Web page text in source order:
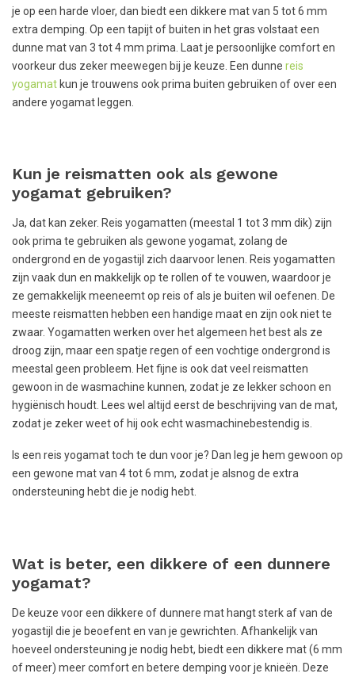
je op een harde vloer, dan biedt een dikkere mat van 5 tot 6 mm
extra demping. Op een tapijt of buiten in het gras volstaat een
dunne mat van 3 tot 4 mm prima. Laat je persoonlijke comfort en
voorkeur dus zeker meewegen bij je keuze. Een dunne reis
yogamatkun je trouwens ook prima buiten gebruiken of over een
andere yogamat leggen.
Kun je reismatten ook als gewone
yogamat gebruiken?
Ja, dat kan zeker. Reis yogamatten (meestal 1 tot 3 mm dik) zijn
ook prima te gebruiken als gewone yogamat, zolang de
ondergrond en de yogastijl zich daarvoor lenen. Reis yogamatten
zijn vaak dun en makkelijk op te rollen of te vouwen, waardoor je
ze gemakkelijk meeneemt op reis of als je buiten wil oefenen. De
meeste reismatten hebben een handige maat en zijn ook niet te
zwaar. Yogamatten werken over het algemeen het best als ze
droog zijn, maar een spatje regen of een vochtige ondergrond is
meestal geen probleem. Het fijne is ook dat veel reismatten
gewoon in de wasmachine kunnen, zodat je ze lekker schoon en
hygiënisch houdt. Lees wel altijd eerst de beschrijving van de mat,
zodat je zeker weet of hij ook echt wasmachinebestendig is.
Is een reis yogamat toch te dun voor je? Dan leg je hem gewoon op
een gewone mat van 4 tot 6 mm, zodat je alsnog de extra
ondersteuning hebt die je nodig hebt.
Wat is beter, een dikkere of een dunnere
yogamat?
De keuze voor een dikkere of dunnere mat hangt sterk af van de
yogastijl die je beoefent en van je gewrichten. Afhankelijk van
hoeveel ondersteuning je nodig hebt, biedt een dikkere mat (6 mm
of meer) meer comfort en betere demping voor je knieën. Deze